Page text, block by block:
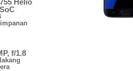
f/1.8